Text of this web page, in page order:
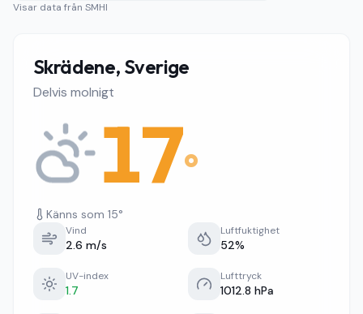
Visar data från SMHI
Skrädene, Sverige
Delvis molnigt
17°
Känns som 15°
Vind
2.6 m/s
Luftfuktighet
52%
UV-index
1.7
Lufttryck
1012.8 hPa